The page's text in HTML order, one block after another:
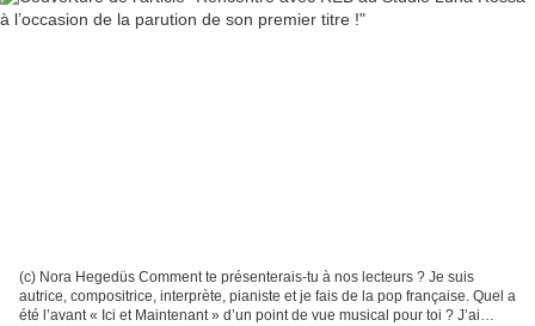
(c) Nora Hegedüs Comment te présenterais-tu à nos lecteurs ? Je suis
autrice, compositrice, interprète, pianiste et je fais de la pop française. Quel a
été l’avant « Ici et Maintenant » d’un point de vue musical pour toi ? J’ai